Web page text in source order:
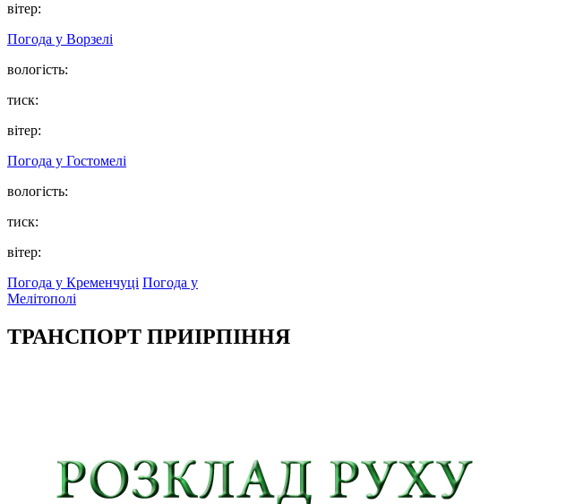
вітер:
Погода у Ворзелі
вологість:
тиск:
вітер:
Погода у Гостомелі
вологість:
тиск:
вітер:
Погода у Кременчуці Погода у
Мелітополі
ТРАНСПОРТ ПРИІРПІННЯ